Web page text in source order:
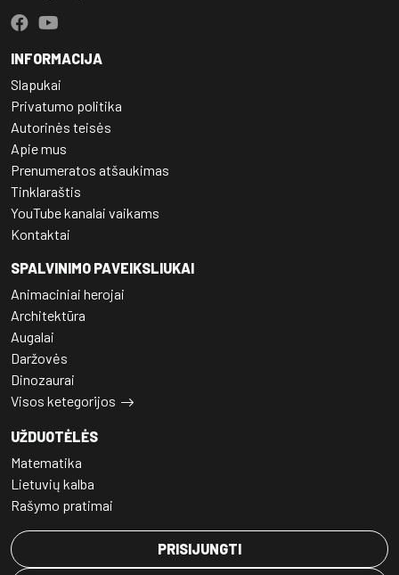
INFORMACIJA
Slapukai
Privatumo politika
Autorinės teisės
Apie mus
Prenumeratos atšaukimas
Tinklaraštis
YouTube kanalai vaikams
Kontaktai
SPALVINIMO PAVEIKSLIUKAI
Animaciniai herojai
Architektūra
Augalai
Daržovės
Dinozaurai
Visos ketegorijos
UŽDUOTĖLĖS
Matematika
Lietuvių kalba
Rašymo pratimai
PRISIJUNGTI